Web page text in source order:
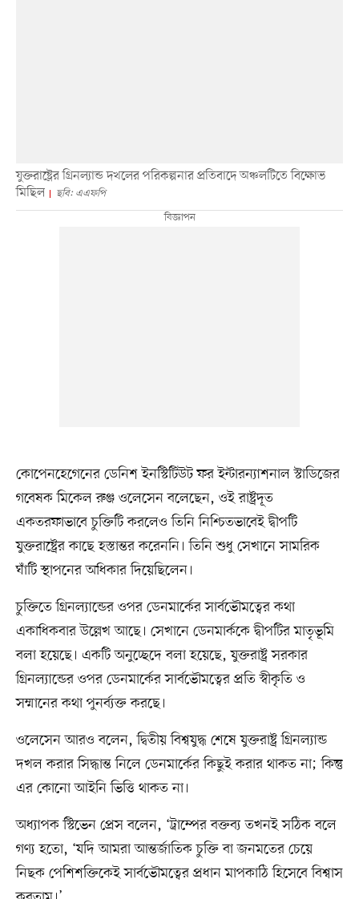
যুক্তরাষ্ট্রের গ্রিনল্যান্ড দখলের পরিকল্পনার প্রতিবাদে অঞ্চলটিতে বিক্ষোভ
মিছিল
ছবি: এএফপি
কোপেনহেগেনের ডেনিশ ইনস্টিটিউট ফর ইন্টারন্যাশনাল স্টাডিজের
গবেষক মিকেল রুঞ্জ ওলেসেন বলেছেন, ওই রাষ্ট্রদূত
একতরফাভাবে চুক্তিটি করলেও তিনি নিশ্চিতভাবেই দ্বীপটি
যুক্তরাষ্ট্রের কাছে হস্তান্তর করেননি। তিনি শুধু সেখানে সামরিক
ঘাঁটি স্থাপনের অধিকার দিয়েছিলেন।
চুক্তিতে গ্রিনল্যান্ডের ওপর ডেনমার্কের সার্বভৌমত্বের কথা
একাধিকবার উল্লেখ আছে। সেখানে ডেনমার্ককে দ্বীপটির মাতৃভূমি
বলা হয়েছে। একটি অনুচ্ছেদে বলা হয়েছে, যুক্তরাষ্ট্র সরকার
গ্রিনল্যান্ডের ওপর ডেনমার্কের সার্বভৌমত্বের প্রতি স্বীকৃতি ও
সম্মানের কথা পুনর্ব্যক্ত করছে।
ওলেসেন আরও বলেন, দ্বিতীয় বিশ্বযুদ্ধ শেষে যুক্তরাষ্ট্র গ্রিনল্যান্ড
দখল করার সিদ্ধান্ত নিলে ডেনমার্কের কিছুই করার থাকত না; কিন্তু
এর কোনো আইনি ভিত্তি থাকত না।
অধ্যাপক স্টিভেন প্রেস বলেন, ‘ট্রাম্পের বক্তব্য তখনই সঠিক বলে
গণ্য হতো, ‘যদি আমরা আন্তর্জাতিক চুক্তি বা জনমতের চেয়ে
নিছক পেশিশক্তিকেই সার্বভৌমত্বের প্রধান মাপকাঠি হিসেবে বিশ্বাস